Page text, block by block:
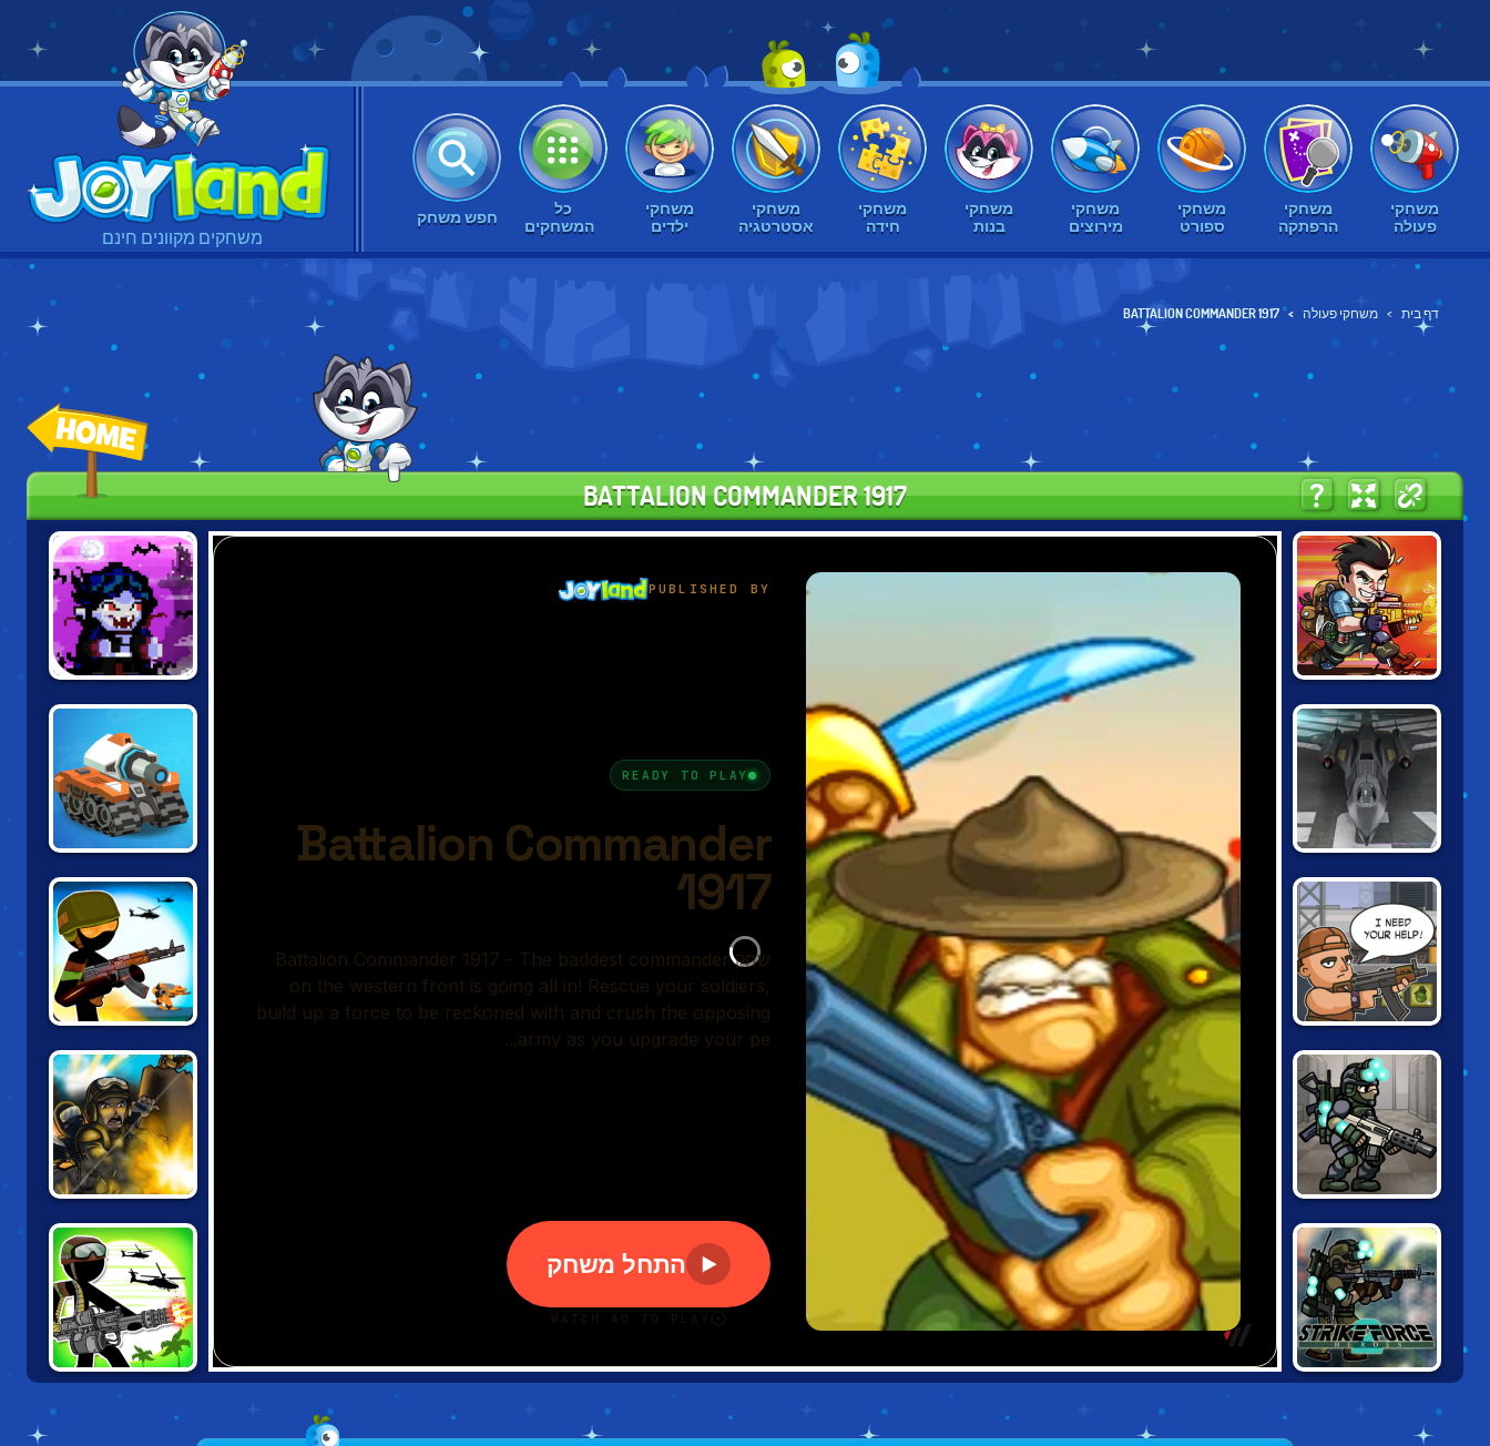
משחקים מקוונים חינם
משחקי
פעולה
משחקי
הרפתקה
משחקי
ספורט
משחקי
מירוצים
משחקי
בנות
משחקי
חידה
משחקי
אסטרטגיה
משחקי
ילדים
כל
המשחקים
חפש משחק
דף בית משחקי פעולה BATTALION COMMANDER 1917
BATTALION COMMANDER 1917
AND THE
WEREWOLF
SUPER TANKERS
MAVERICK
HEROES
STICKMAN ARMY:
THE RESISTANCE
WARS
COMBAT X
RUSH
HEROES 3
STRIKE FORCE